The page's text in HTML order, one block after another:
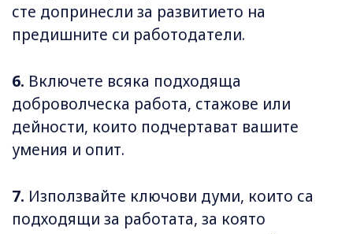
сте допринесли за развитието на
предишните си работодатели.
6. Включете всяка подходяща
доброволческа работа, стажове или
дейности, които подчертават вашите
умения и опит.
7. Използвайте ключови думи, които са
подходящи за работата, за която